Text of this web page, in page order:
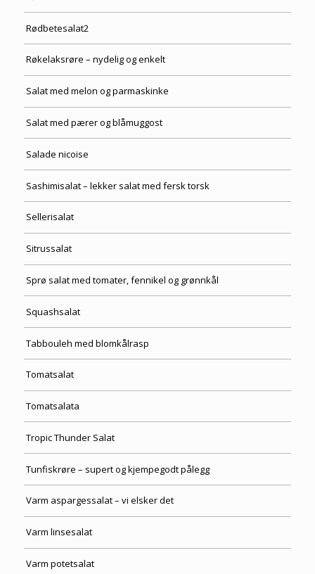
Rødbetesalat2
Røkelaksrøre – nydelig og enkelt
Salat med melon og parmaskinke
Salat med pærer og blåmuggost
Salade nicoise
Sashimisalat – lekker salat med fersk torsk
Sellerisalat
Sitrussalat
Sprø salat med tomater, fennikel og grønnkål
Squashsalat
Tabbouleh med blomkålrasp
Tomatsalat
Tomatsalata
Tropic Thunder Salat
Tunfiskrøre – supert og kjempegodt pålegg
Varm aspargessalat – vi elsker det
Varm linsesalat
Varm potetsalat